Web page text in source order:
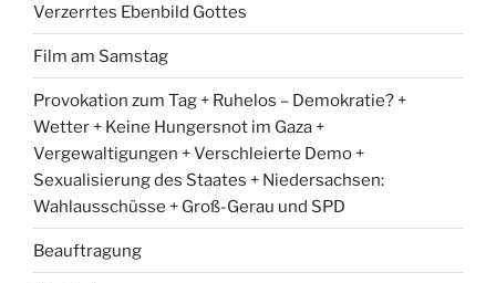
Verzerrtes Ebenbild Gottes
Film am Samstag
Provokation zum Tag + Ruhelos – Demokratie? +
Wetter + Keine Hungersnot im Gaza +
Vergewaltigungen + Verschleierte Demo +
Sexualisierung des Staates + Niedersachsen:
Wahlausschüsse + Groß-Gerau und SPD
Beauftragung